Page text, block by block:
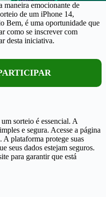
maneira emocionante de
de um iPhone 14,
Bem, é uma oportunidade que
como se inscrever com
desta iniciativa.
sorteio é essencial. A
e segura. Acesse a página
A plataforma protege suas
seus dados estejam seguros.
para garantir que está